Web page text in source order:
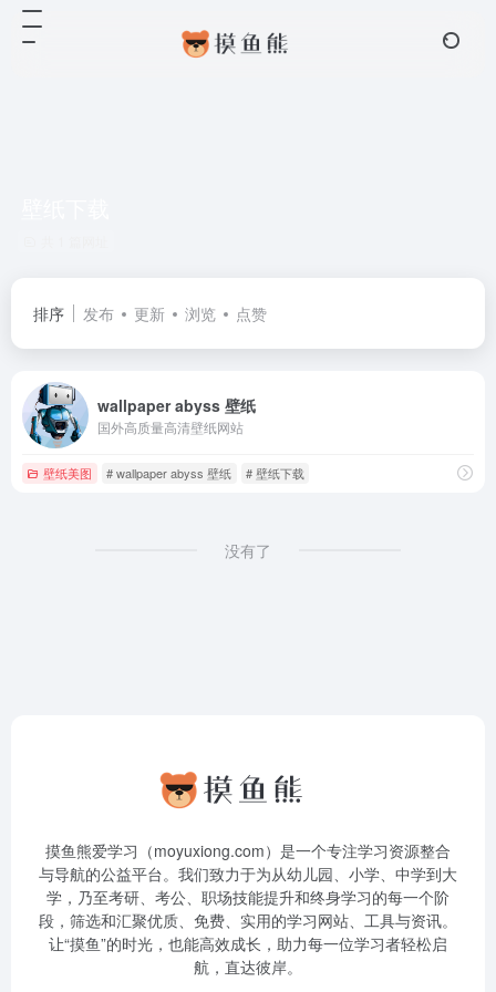
排序 发布 更新 浏览 点赞
wallpaper abyss 壁纸
国外高质量高清壁纸网站
壁纸美图 # wallpaper abyss 壁纸 # 壁纸下载
没有了
摸鱼熊爱学习（moyuxiong.com）是一个专注学习资源整合
与导航的公益平台。我们致力于为从幼儿园、小学、中学到大
学，乃至考研、考公、职场技能提升和终身学习的每一个阶
段，筛选和汇聚优质、免费、实用的学习网站、工具与资讯。
让“摸鱼”的时光，也能高效成长，助力每一位学习者轻松启
航，直达彼岸。